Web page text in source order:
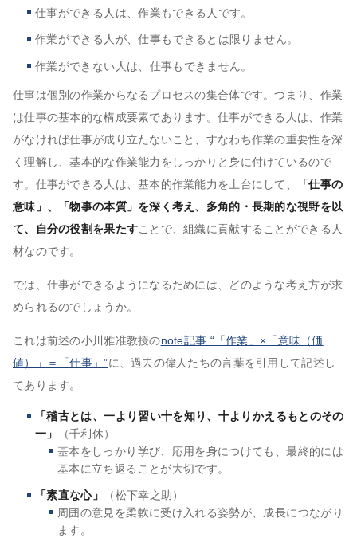
仕事ができる人は、作業もできる人です。
作業ができる人が、仕事もできるとは限りません。
作業ができない人は、仕事もできません。
仕事は個別の作業からなるプロセスの集合体です。つまり、作業
は仕事の基本的な構成要素であります。仕事ができる人は、作業
がなければ仕事が成り立たないこと、すなわち作業の重要性を深
く理解し、基本的な作業能力をしっかりと身に付けているので
す。仕事ができる人は、基本的作業能力を土台にして、
「仕事の
意味」、「物事の本質」を深く考え、多角的・長期的な視野を以
て、自分の役割を果たすことで、組織に貢献することができる人
材なのです。
では、仕事ができるようになるためには、どのような考え方が求
められるのでしょうか。
これは前述の小川雅准教授のnote記事 “「作業」×「意味（価
値）」＝「仕事」”に、過去の偉人たちの言葉を引用して記述し
てあります。
「稽古とは、一より習い十を知り、十よりかえるもとのその
一」
（千利休）
基本をしっかり学び、応用を身につけても、最終的には
基本に立ち返ることが大切です。
「素直な心」
（松下幸之助）
周囲の意見を柔軟に受け入れる姿勢が、成長につながり
ます。